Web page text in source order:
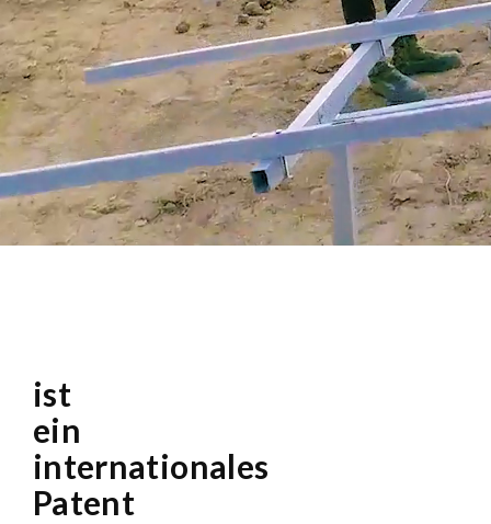
ist
ein
internationales
Patent